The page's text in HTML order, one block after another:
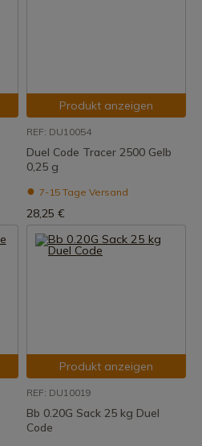
Produkt anzeigen
REF: DU10054
Duel Code Tracer 2500 Gelb
0,25 g
7-15 Tage Versand
28,25 €
Produkt anzeigen
REF: DU10019
Bb 0.20G Sack 25 kg Duel
Code